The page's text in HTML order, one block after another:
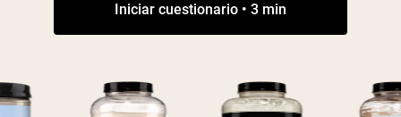
Iniciar cuestionario • 3 min